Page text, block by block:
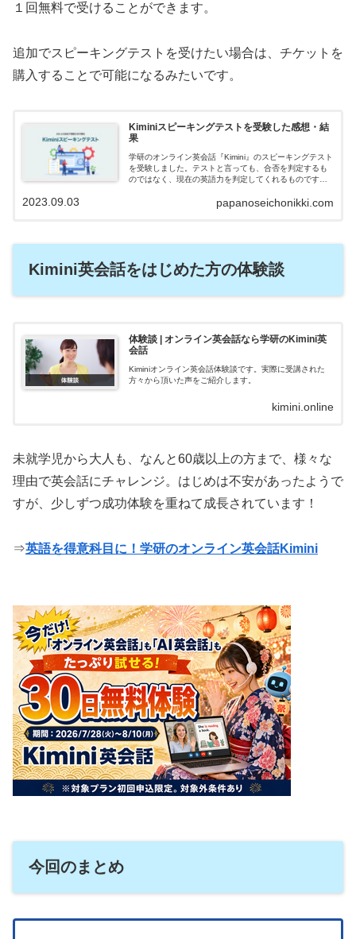
１回無料で受けることができます。
追加でスピーキングテストを受けたい場合は、チケットを
購入することで可能になるみたいです。
Kiminiスピーキングテストを受験した感想・結
果
学研のオンライン英会話『Kimini』のスピーキングテスト
を受験しました。テストと言っても、合否を判定するも
のではなく、現在の英語力を判定してくれるものです。
papanoseichonikki.com
2023.09.03
Kimini英会話をはじめた方の体験談
体験談 | オンライン英会話なら学研のKimini英
会話
Kiminiオンライン英会話体験談です。実際に受講された
方々から頂いた声をご紹介します。
kimini.online
未就学児から大人も、なんと60歳以上の方まで、様々な
理由で英会話にチャレンジ。はじめは不安があったようで
すが、少しずつ成功体験を重ねて成長されています！
⇒英語を得意科目に！学研のオンライン英会話Kimini
今回のまとめ